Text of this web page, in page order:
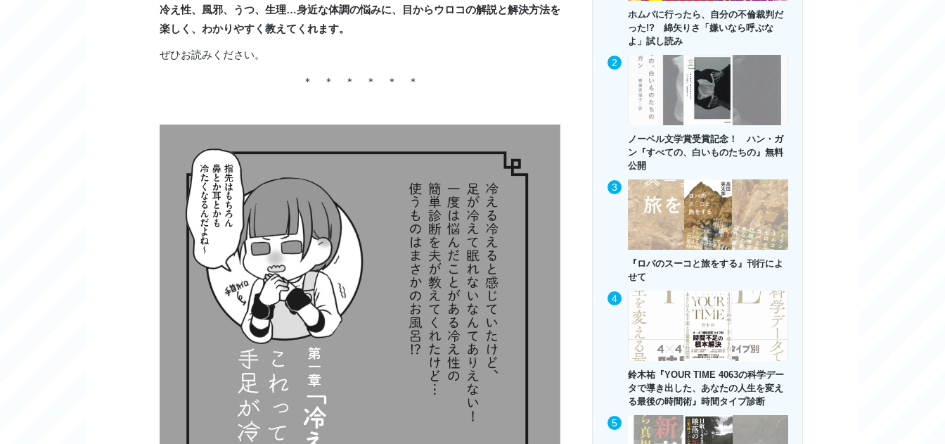
冷え性、風邪、うつ、生理…身近な体調の悩みに、目からウロコの解説と解決方法を
楽しく、わかりやすく教えてくれます。
ぜひお読みください。
＊ ＊ ＊ ＊ ＊ ＊
ホムパに行ったら、自分の不倫裁判だ
った!? 綿矢りさ「嫌いなら呼ぶな
よ」試し読み
ノーベル文学賞受賞記念！ ハン・ガ
ン『すべての、白いものたちの』無料
公開
『ロバのスーコと旅をする』刊行によ
せて
鈴木祐『YOUR TIME 4063の科学デー
タで導き出した、あなたの人生を変え
る最後の時間術』時間タイプ診断